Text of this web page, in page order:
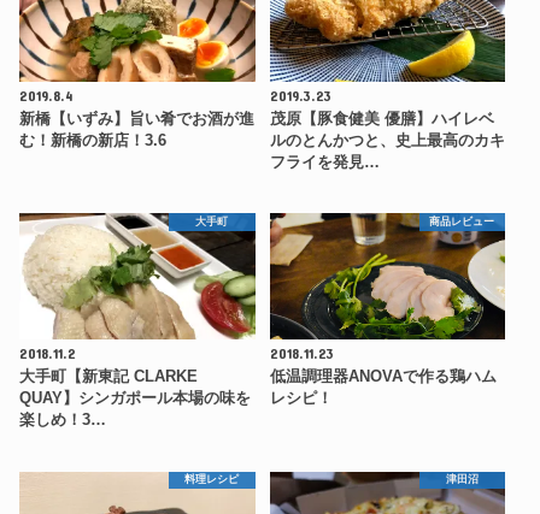
2019.8.4
新橋【いずみ】旨い肴でお酒が進
む！新橋の新店！3.6
2019.3.23
茂原【豚食健美 優膳】ハイレベ
ルのとんかつと、史上最高のカキ
フライを発見…
大手町
2018.11.2
大手町【新東記 CLARKE
QUAY】シンガポール本場の味を
楽しめ！3…
商品レビュー
2018.11.23
低温調理器ANOVAで作る鶏ハム
レシピ！
料理レシピ 津田沼